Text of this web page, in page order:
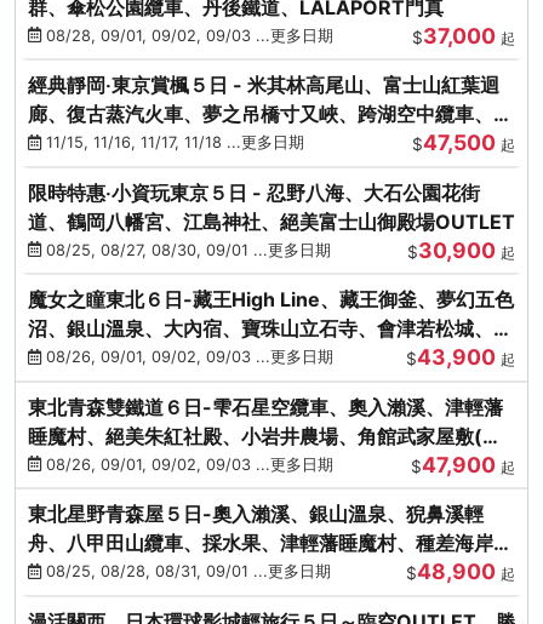
群、傘松公園纜車、丹後鐵道、LALAPORT門真
08/28, 09/01, 09/02, 09/03 ...更多日期 $37,000 起
經典靜岡‧東京賞楓５日 - 米其林高尾山、富士山紅葉迴
廊、復古蒸汽火車、夢之吊橋寸又峽、跨湖空中纜車、抹
茶體驗、三溪園
11/15, 11/16, 11/17, 11/18 ...更多日期 $47,500 起
限時特惠‧小資玩東京５日 - 忍野八海、大石公園花街
道、鶴岡八幡宮、江島神社、絕美富士山御殿場OUTLET
08/25, 08/27, 08/30, 09/01 ...更多日期 $30,900 起
魔女之瞳東北６日-藏王High Line、藏王御釜、夢幻五色
沼、銀山溫泉、大內宿、寶珠山立石寺、會津若松城、燒
肉吃到飽
08/26, 09/01, 09/02, 09/03 ...更多日期 $43,900 起
東北青森雙鐵道６日-雫石星空纜車、奧入瀨溪、津輕藩
睡魔村、絕美朱紅社殿、小岩井農場、角館武家屋敷(不
進免稅店)
08/26, 09/01, 09/02, 09/03 ...更多日期 $47,900 起
東北星野青森屋５日-奧入瀨溪、銀山溫泉、猊鼻溪輕
舟、八甲田山纜車、採水果、津輕藩睡魔村、種差海岸、
法式料理(不進免稅店)
08/25, 08/28, 08/31, 09/01 ...更多日期 $48,900 起